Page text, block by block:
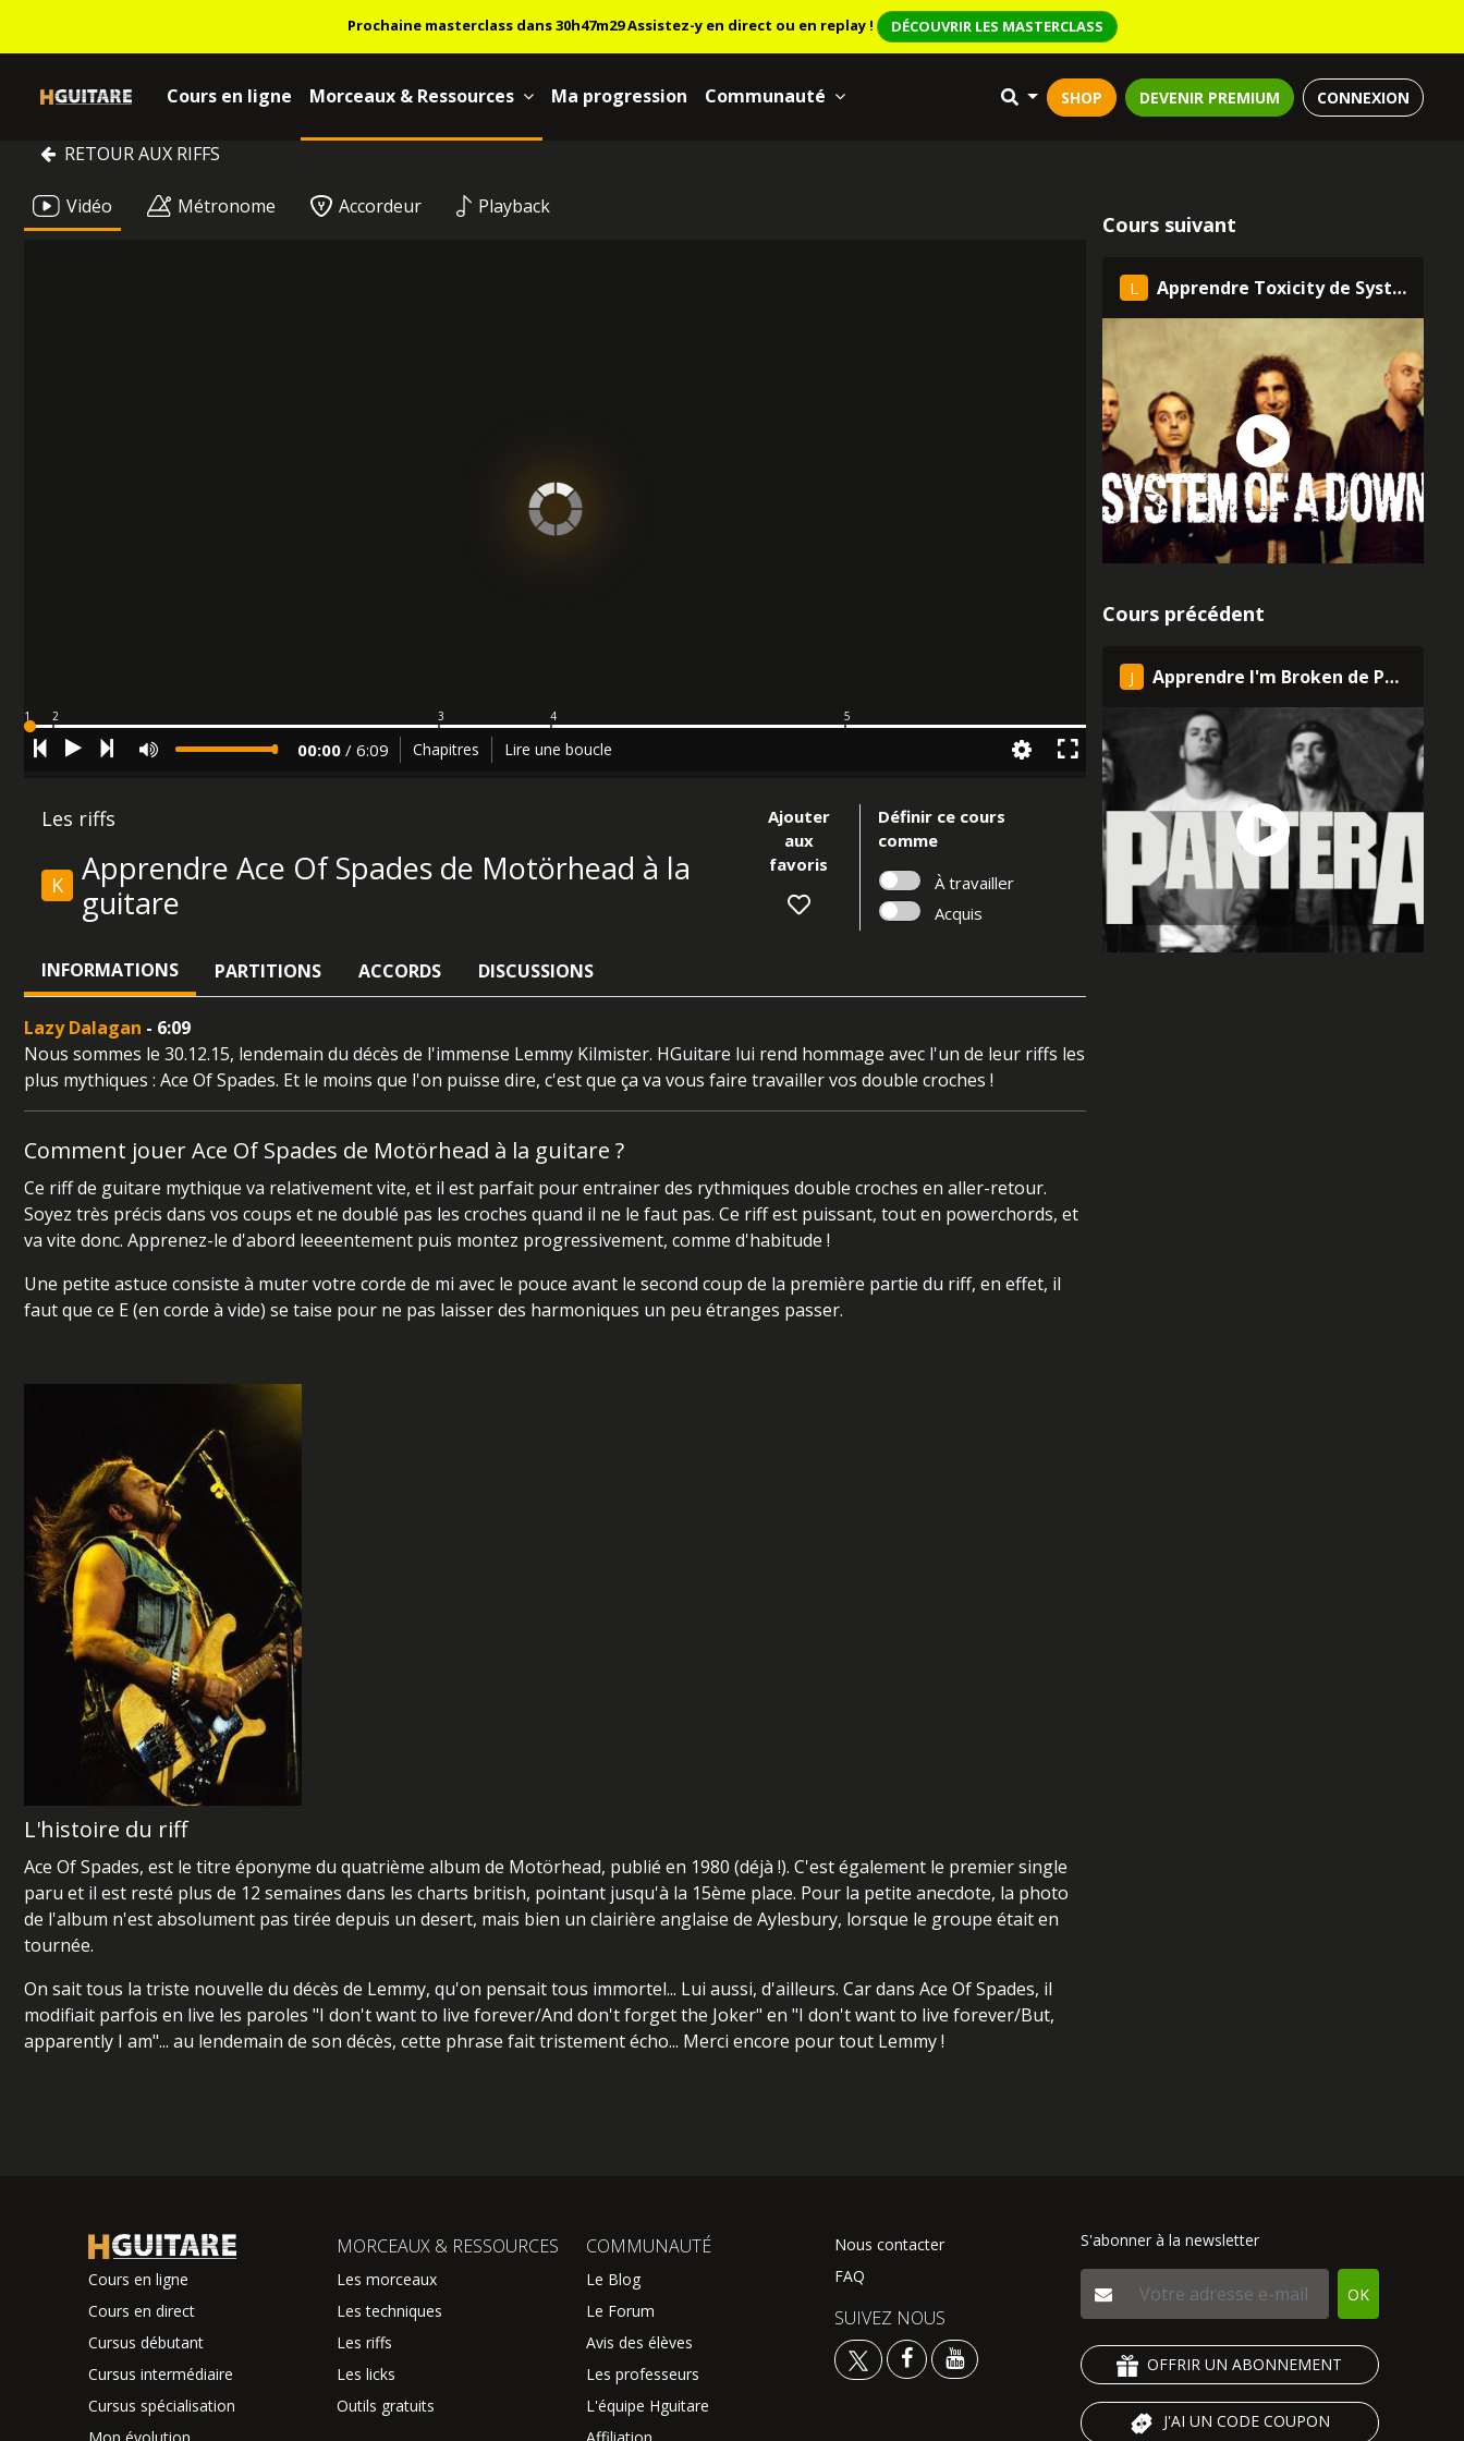
Prochaine masterclass dans 30h47m29Assistez-y en direct ou en replay ! DÉCOUVRIR LES MASTERCLASS
Cours en ligne Morceaux & Ressources Ma progression Communauté SHOP DEVENIR PREMIUM CONNEXION
RETOUR AUX RIFFS
Vidéo Métronome Accordeur Playback
1 2 3 4 5
00:00 / 6:09 Chapitres Lire une boucle
Les riffs
K
Apprendre Ace Of Spades de Motörhead à la
guitare
Ajouter
aux
favoris
Définir ce cours
comme
À travailler
Acquis
INFORMATIONS PARTITIONS ACCORDS DISCUSSIONS
Lazy Dalagan - 6:09
Nous sommes le 30.12.15, lendemain du décès de l'immense Lemmy Kilmister. HGuitare lui rend hommage avec l'un de leur riffs les
plus mythiques : Ace Of Spades. Et le moins que l'on puisse dire, c'est que ça va vous faire travailler vos double croches !
Comment jouer Ace Of Spades de Motörhead à la guitare ?
Ce riff de guitare mythique va relativement vite, et il est parfait pour entrainer des rythmiques double croches en aller-retour.
Soyez très précis dans vos coups et ne doublé pas les croches quand il ne le faut pas. Ce riff est puissant, tout en powerchords, et
va vite donc. Apprenez-le d'abord leeeentement puis montez progressivement, comme d'habitude !
Une petite astuce consiste à muter votre corde de mi avec le pouce avant le second coup de la première partie du riff, en effet, il
faut que ce E (en corde à vide) se taise pour ne pas laisser des harmoniques un peu étranges passer.
L'histoire du riff
Ace Of Spades, est le titre éponyme du quatrième album de Motörhead, publié en 1980 (déjà !). C'est également le premier single
paru et il est resté plus de 12 semaines dans les charts british, pointant jusqu'à la 15ème place. Pour la petite anecdote, la photo
de l'album n'est absolument pas tirée depuis un desert, mais bien un clairière anglaise de Aylesbury, lorsque le groupe était en
tournée.
On sait tous la triste nouvelle du décès de Lemmy, qu'on pensait tous immortel... Lui aussi, d'ailleurs. Car dans Ace Of Spades, il
modifiait parfois en live les paroles "I don't want to live forever/And don't forget the Joker" en "I don't want to live forever/But,
apparently I am"... au lendemain de son décès, cette phrase fait tristement écho... Merci encore pour tout Lemmy !
Cours suivant
L Apprendre Toxicity de System of a Down
Cours précédent
J Apprendre I'm Broken de Pantera à la guitare
Cours en ligne
Cours en direct
Cursus débutant
Cursus intermédiaire
Cursus spécialisation
Mon évolution
MORCEAUX & RESSOURCES
Les morceaux
Les techniques
Les riffs
Les licks
Outils gratuits
COMMUNAUTÉ
Le Blog
Le Forum
Avis des élèves
Les professeurs
L'équipe Hguitare
Nous contacter
FAQ
SUIVEZ NOUS
S'abonner à la newsletter
OK
OFFRIR UN ABONNEMENT
J'AI UN CODE COUPON